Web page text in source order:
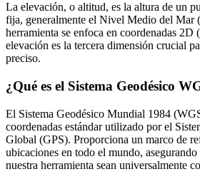
La elevación, o altitud, es la altura de un
fija, generalmente el Nivel Medio del Mar
herramienta se enfoca en coordenadas
elevación es la tercera dimensión crucial
preciso.
¿Qué es el Sistema Geodésico
El Sistema Geodésico Mundial 1984
coordenadas estándar utilizado por el
Global (GPS). Proporciona un marco de
ubicaciones en todo el mundo, asegurando
nuestra herramienta sean universalmente